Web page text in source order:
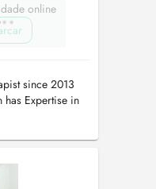
online
since 2013
has Expertise in
and
& Post
& Visceral